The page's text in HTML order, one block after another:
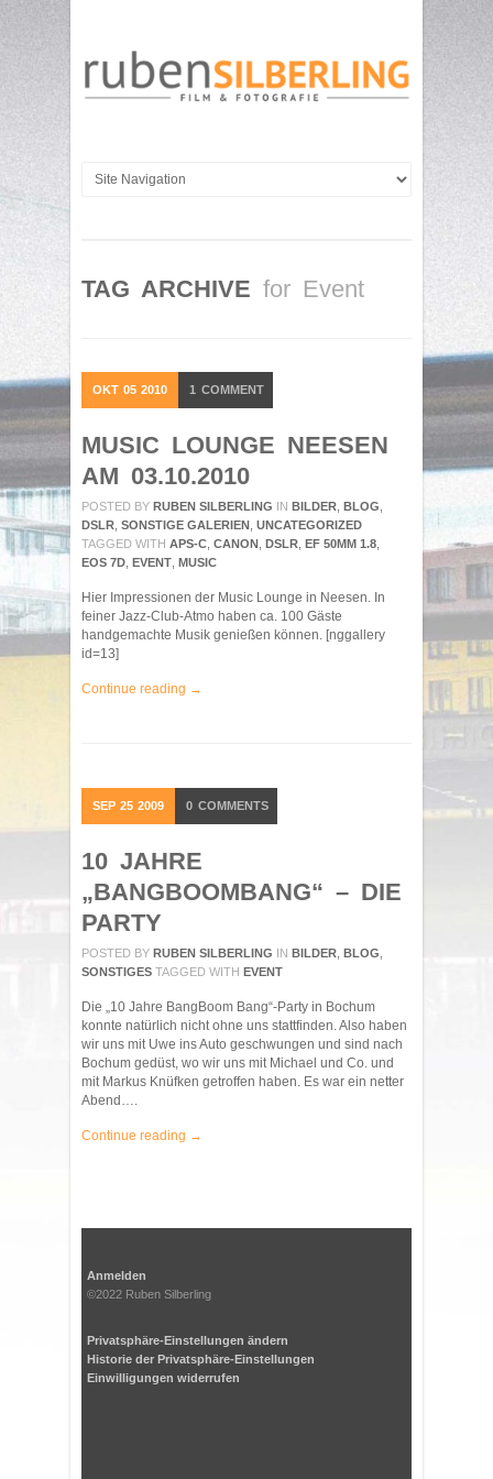
TAG ARCHIVE for Event
OKT 05 2010 1 COMMENT
MUSIC LOUNGE NEESEN
AM 03.10.2010
POSTED BY RUBEN SILBERLING IN BILDER BLOG
DSLR SONSTIGE GALERIEN UNCATEGORIZED
TAGGED WITH APS-C CANON DSLR EF 50MM 1.8
EOS 7D EVENT MUSIC
Hier Impressionen der Music Lounge in Neesen. In
feiner Jazz-Club-Atmo haben ca. 100 Gäste
handgemachte Musik genießen können. [nggallery
id=13]
Continue reading →
SEP 25 2009 0 COMMENTS
10 JAHRE
„BANGBOOMBANG“ – DIE
PARTY
POSTED BY RUBEN SILBERLING IN BILDER BLOG
SONSTIGES TAGGED WITH EVENT
Die „10 Jahre BangBoom Bang“-Party in Bochum
konnte natürlich nicht ohne uns stattfinden. Also haben
wir uns mit Uwe ins Auto geschwungen und sind nach
Bochum gedüst, wo wir uns mit Michael und Co. und
mit Markus Knüfken getroffen haben. Es war ein netter
Abend….
Continue reading →
Anmelden
©2022 Ruben Silberling
Privatsphäre-Einstellungen ändern
Historie der Privatsphäre-Einstellungen
Einwilligungen widerrufen